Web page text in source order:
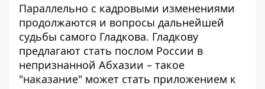
Параллельно с кадровыми изменениями
продолжаются и вопросы дальнейшей
судьбы самого Гладкова. Гладкову
предлагают стать послом России в
непризнанной Абхазии – такое
"наказание" может стать приложением к